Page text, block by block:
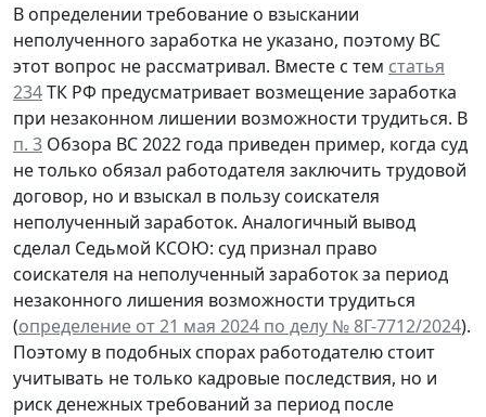
В определении требование о взыскании
неполученного заработка не указано, поэтому ВС
этот вопрос не рассматривал. Вместе с тем статья
234ТК РФ предусматривает возмещение заработка
при незаконном лишении возможности трудиться. В
п. 3 Обзора ВС 2022 года приведен пример, когда суд
не только обязал работодателя заключить трудовой
договор, но и взыскал в пользу соискателя
неполученный заработок. Аналогичный вывод
сделал Седьмой КСОЮ: суд признал право
соискателя на неполученный заработок за период
незаконного лишения возможности трудиться
(определение от 21 мая 2024 по делу № 8Г-7712/2024).
Поэтому в подобных спорах работодателю стоит
учитывать не только кадровые последствия, но и
риск денежных требований за период после